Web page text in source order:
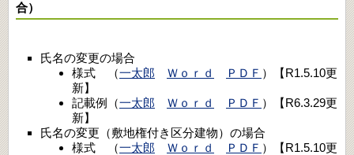
合）
氏名の変更の場合
様式 （一太郎 Ｗｏｒｄ ＰＤＦ ）【R1.5.10更
新】
記載例（一太郎 Ｗｏｒｄ ＰＤＦ ）【R6.3.29更
新】
氏名の変更（敷地権付き区分建物）の場合
様式 （一太郎 Ｗｏｒｄ ＰＤＦ ）【R1.5.10更